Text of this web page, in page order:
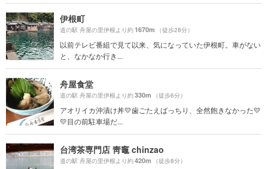
伊根町
道の駅 舟屋の里伊根より約1670m （徒歩28分）
以前テレビ番組で見て以来、気になっていた伊根町。車がない
と、なかなか行き...
舟屋食堂
道の駅 舟屋の里伊根より約330m （徒歩6分）
アオリイカ沖漬け丼💛歯ごたえばっちり、全然飽きなかった💛
💛目の前駐車場だ...
台湾茶専門店 靑竈 chinzao
道の駅 舟屋の里伊根より約420m （徒歩8分）